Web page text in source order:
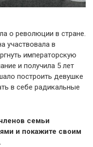
о революции в стране.
участвовала в
императорскую
и получила 5 лет
построить девушке
в себе радикальные
семьи
и покажите своим